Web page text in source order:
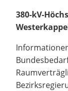
380-kV-